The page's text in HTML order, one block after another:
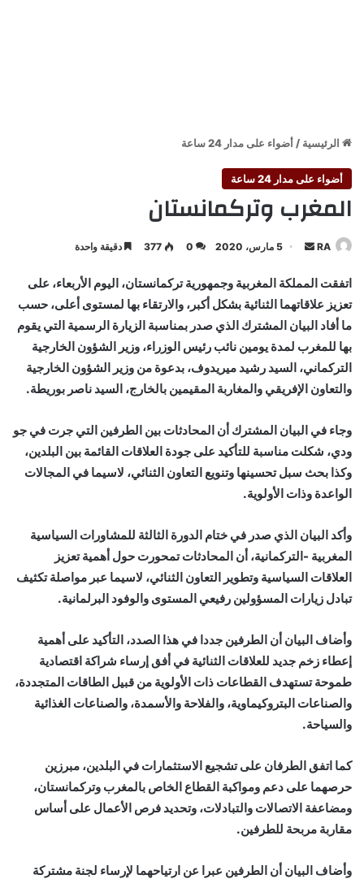
الرئيسية / أضواء على مدار 24 ساعة
أضواء على مدار 24 ساعة
المغرب وتركمانستان
RA
أرسل
إلكترونيا
5 مارس، 2020 0
377 دقيقة واحدة
اتفقت المملكة المغربية وجمهورية تركمانستان، اليوم الأربعاء، على
تعزيز علاقاتهما الثنائية بشكل أكبر، والارتقاء بها لمستوى أعلى، حسب
ما أفاد البيان المشترك الذي صدر بمناسبة الزيارة الرسمية التي يقوم
بها للمغرب لمدة يومين نائب رئيس الوزراء، وزير الشؤون الخارجية
التركماني، السيد رشيد ميريدوف، بدعوة من وزير الشؤون الخارجية
والتعاون الإفريقي والمغاربة المقيمين بالخارج، السيد ناصر بوريطة.
وجاء في البيان المشترك أن المحادثات بين الطرفين التي جرت في جو
ودي، شكلت مناسبة للتأكيد على جودة العلاقات القائمة بين البلدين،
وكذا بحث سبل تحسينها وتنويع التعاون الثنائي، لاسيما في المجالات
الواعدة وذات الأولوية.
وأكد البيان الذي صدر في ختام الدورة الثالثة للمشاورات السياسية
المغربية -التركمانية، أن المحادثات تمحورت حول أهمية تعزيز
العلاقات السياسية وتطوير التعاون الثنائي، لاسيما عبر مواصلة تكثيف
تبادل زيارات المسؤولين رفيعي المستوى والوفود البرلمانية.
وأضاف البيان أن الطرفين جددا في هذا الصدد، التأكيد على أهمية
إعطاء زخم جديد للعلاقات الثنائية في أفق إرساء شراكة اقتصادية
طموحة تستهدف القطاعات ذات الأولوية من قبيل الطاقات المتجددة،
والصناعات البتروكيماوية، والفلاحة والأسمدة، والصناعات الغذائية
والسياحة.
كما اتفق الطرفان على تشجيع الاستثمارات في البلدين، مبرزين
حرصهما على دعم ومواكبة القطاع الخاص بالمغرب وتركمانستان،
ومضاعفة الاتصالات والتبادلات، وتحديد فرص الأعمال على أساس
مقاربة مربحة للطرفين.
وأضاف البيان أن الطرفين عبرا عن ارتياحهما لإرساء لجنة مشتركة